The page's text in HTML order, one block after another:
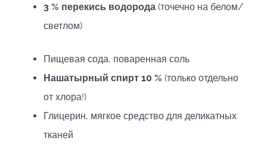
3 % перекись водорода (точечно на белом/
светлом)
Пищевая сода, поваренная соль
Нашатырный спирт 10 % (только отдельно
от хлора!)
Глицерин, мягкое средство для деликатных
тканей